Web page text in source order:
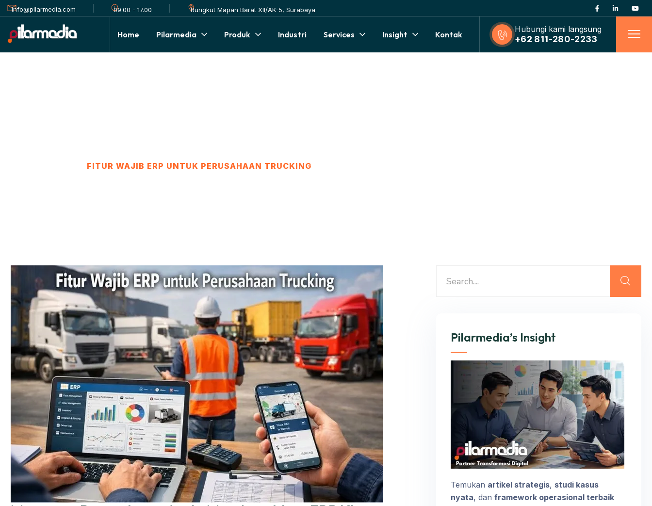
info@pilarmedia.com 09.00 - 17.00 Rungkut Mapan Barat XII/AK-5, Surabaya
Home Pilarmedia Produk Industri Services Insight Kontak
Hubungi kami langsung
+62 811-280-2233
FITUR WAJIB ERP UNTUK PERUSAHAAN TRUCKING
Pilarmedia’s Insight
Temukan artikel strategis, studi kasus
nyata, dan framework operasional terbaik